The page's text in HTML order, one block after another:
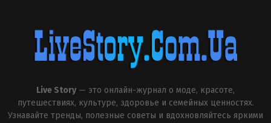
Live Story — это онлайн-журнал о моде, красоте,
путешествиях, культуре, здоровье и семейных ценностях.
Узнавайте тренды, полезные советы и вдохновляйтесь яркими